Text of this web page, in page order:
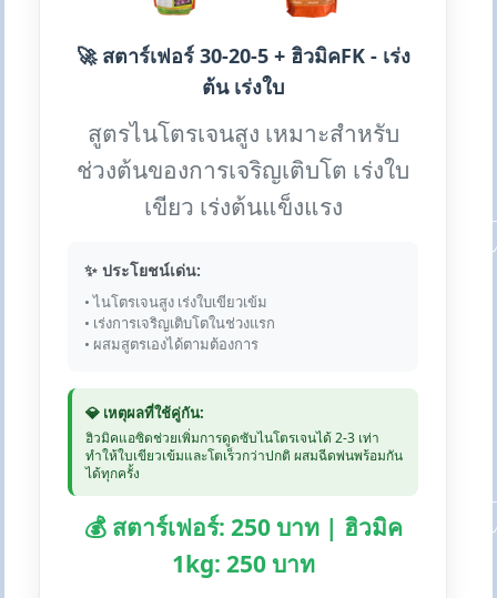
🚀 สตาร์เฟอร์ 30-20-5 + ฮิวมิคFK - เร่ง
ต้น เร่งใบ
สูตรไนโตรเจนสูง เหมาะสำหรับ
ช่วงต้นของการเจริญเติบโต เร่งใบ
เขียว เร่งต้นแข็งแรง
✨ ประโยชน์เด่น:
• ไนโตรเจนสูง เร่งใบเขียวเข้ม
• เร่งการเจริญเติบโตในช่วงแรก
• ผสมสูตรเองได้ตามต้องการ
💎 เหตุผลที่ใช้คู่กัน:
ฮิวมิคแอซิดช่วยเพิ่มการดูดซับไนโตรเจนได้ 2-3 เท่า
ทำให้ใบเขียวเข้มและโตเร็วกว่าปกติ ผสมฉีดพ่นพร้อมกัน
ได้ทุกครั้ง
💰 สตาร์เฟอร์: 250 บาท | ฮิวมิค
1kg: 250 บาท